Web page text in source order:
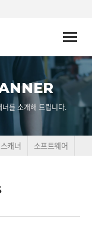
Toggle
를 소개해 드립니다.
캐너 소프트웨어